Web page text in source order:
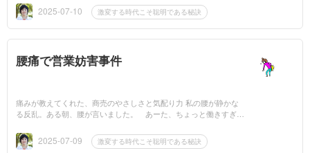
かで私自身、「暑さ...
2025-07-10 激変する時代こそ聡明である秘訣
腰痛で営業妨害事件
痛みが教えてくれた、商売のやさしさと気配り力 私の腰が静かな
る反乱。ある朝、腰が言いました。 あーた、ちょっと働きすぎ。
か、痛...2025-07-09 激変する時代こそ聡明である秘訣